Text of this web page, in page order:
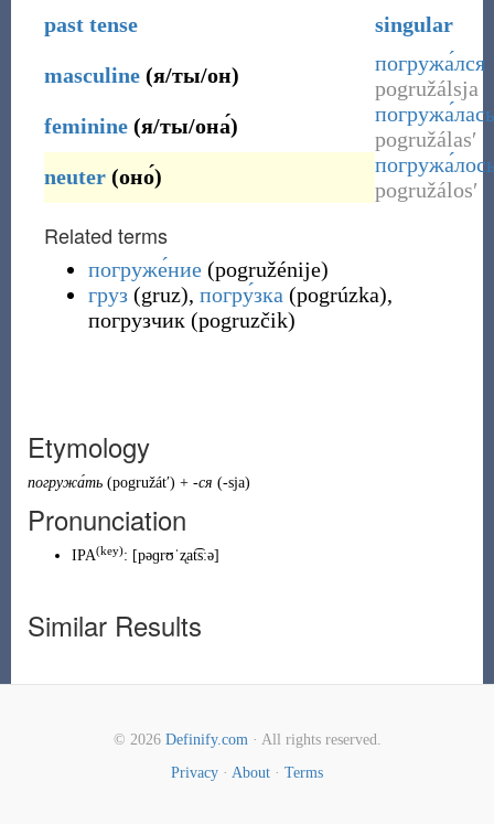
past tense
singular
masculine(я/ты/он)
погружа́лся
pogružálsja
feminine(я/ты/она́)
погружа́лась
pogružálasʹ
neuter(оно́)
pogružálosʹ
Related terms
погруже́ние (pogružénije)
груз (gruz), погру́зка (pogrúzka),
погрузчик (pogruzčik)
Etymology
погружа́ть (pogružátʹ) + -ся (-sja)
Pronunciation
IPA(key): [pəɡrʊˈʐat͡sːə]
Similar Results
© 2026 Definify.com· All rights reserved.
Privacy · About · Terms